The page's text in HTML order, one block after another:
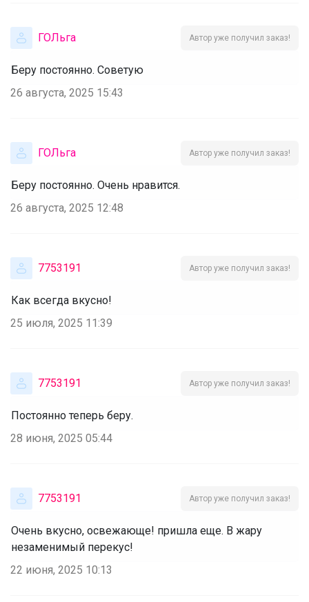
ГОЛьга Автор уже получил заказ!
Беру постоянно. Советую
26 августа, 2025 15:43
ГОЛьга Автор уже получил заказ!
Беру постоянно. Очень нравится.
26 августа, 2025 12:48
7753191 Автор уже получил заказ!
Как всегда вкусно!
25 июля, 2025 11:39
7753191 Автор уже получил заказ!
Постоянно теперь беру.
28 июня, 2025 05:44
7753191 Автор уже получил заказ!
Очень вкусно, освежающе! пришла еще. В жару
незаменимый перекус!
22 июня, 2025 10:13